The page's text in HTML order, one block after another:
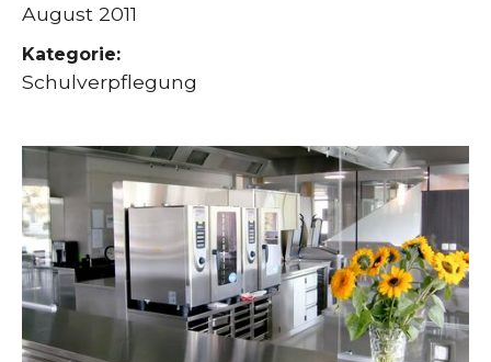
August 2011
Kategorie:
Schulverpflegung